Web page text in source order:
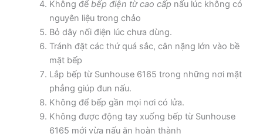
Không để bếp điện từ cao cấp nấu lúc không có
nguyên liệu trong chảo
Bỏ dây nối điện lúc chưa dùng.
Tránh đặt các thứ quá sắc, cân nặng lớn vào bề
mặt bếp
Lắp bếp từ Sunhouse 6165 trong những nơi mặt
phẳng giúp đun nấu.
Không để bếp gần mọi nơi có lửa.
Không được động tay xuống bếp từ Sunhouse
6165 mới vừa nấu ăn hoàn thành